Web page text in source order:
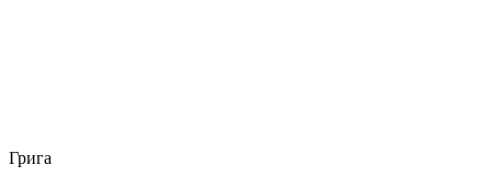
Грига